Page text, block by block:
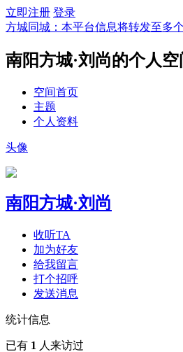
立即注册 登录
方城同城：本平台信息将转发至
南阳方城·刘尚的个人空
空间首页
主题
个人资料
头像
南阳方城·刘尚
收听TA
加为好友
给我留言
打个招呼
发送消息
统计信息
已有 1 人来访过